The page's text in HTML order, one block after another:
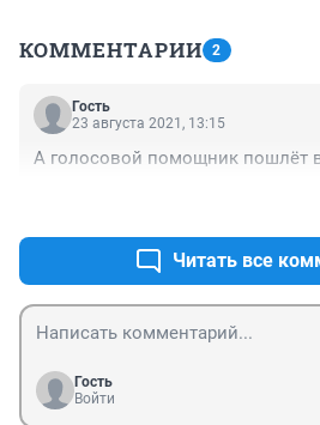
КОММЕНТАРИИ 2
Гость
23 августа 2021, 13:15
А голосовой помощник пошлёт
Читать все
Гость
Войти